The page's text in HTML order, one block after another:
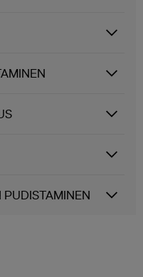
PUDISTAMINEN